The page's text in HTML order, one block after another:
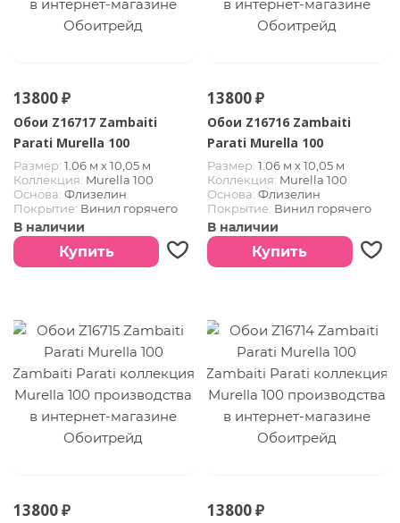
13800 ₽
Обои Z16717 Zambaiti
Parati Murella 100
Размер: 1.06 м х 10,05 м
Коллекция: Murella 100
Основа: Флизелин
Покрытие: Винил горячего
тиснения
В наличии
Купить
13800 ₽
Обои Z16716 Zambaiti
Parati Murella 100
Размер: 1.06 м х 10,05 м
Коллекция: Murella 100
Основа: Флизелин
Покрытие: Винил горячего
тиснения
В наличии
Купить
13800 ₽ 13800 ₽